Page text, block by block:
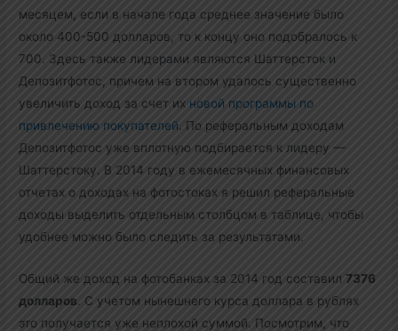
месяцем, если в начале года среднее значение было
около 400-500 долларов, то к концу оно подобралось к
700. Здесь также лидерами являются Шаттерсток и
Депозитфотос, причем на втором удалось существенно
увеличить доход за счет их новой программы по
привлечению покупателей. По реферальным доходам
Депозитфотос уже вплотную подбирается к лидеру —
Шаттерстоку. В 2014 году в ежемесячных финансовых
отчетах о доходах на фотостоках я решил реферальные
доходы выделить отдельным столбцом в таблице, чтобы
удобнее можно было следить за результатами.
Общий же доход на фотобанках за 2014 год составил7376
долларов . С учетом нынешнего курса доллара в рублях
это получается уже неплохой суммой. Посмотрим, что